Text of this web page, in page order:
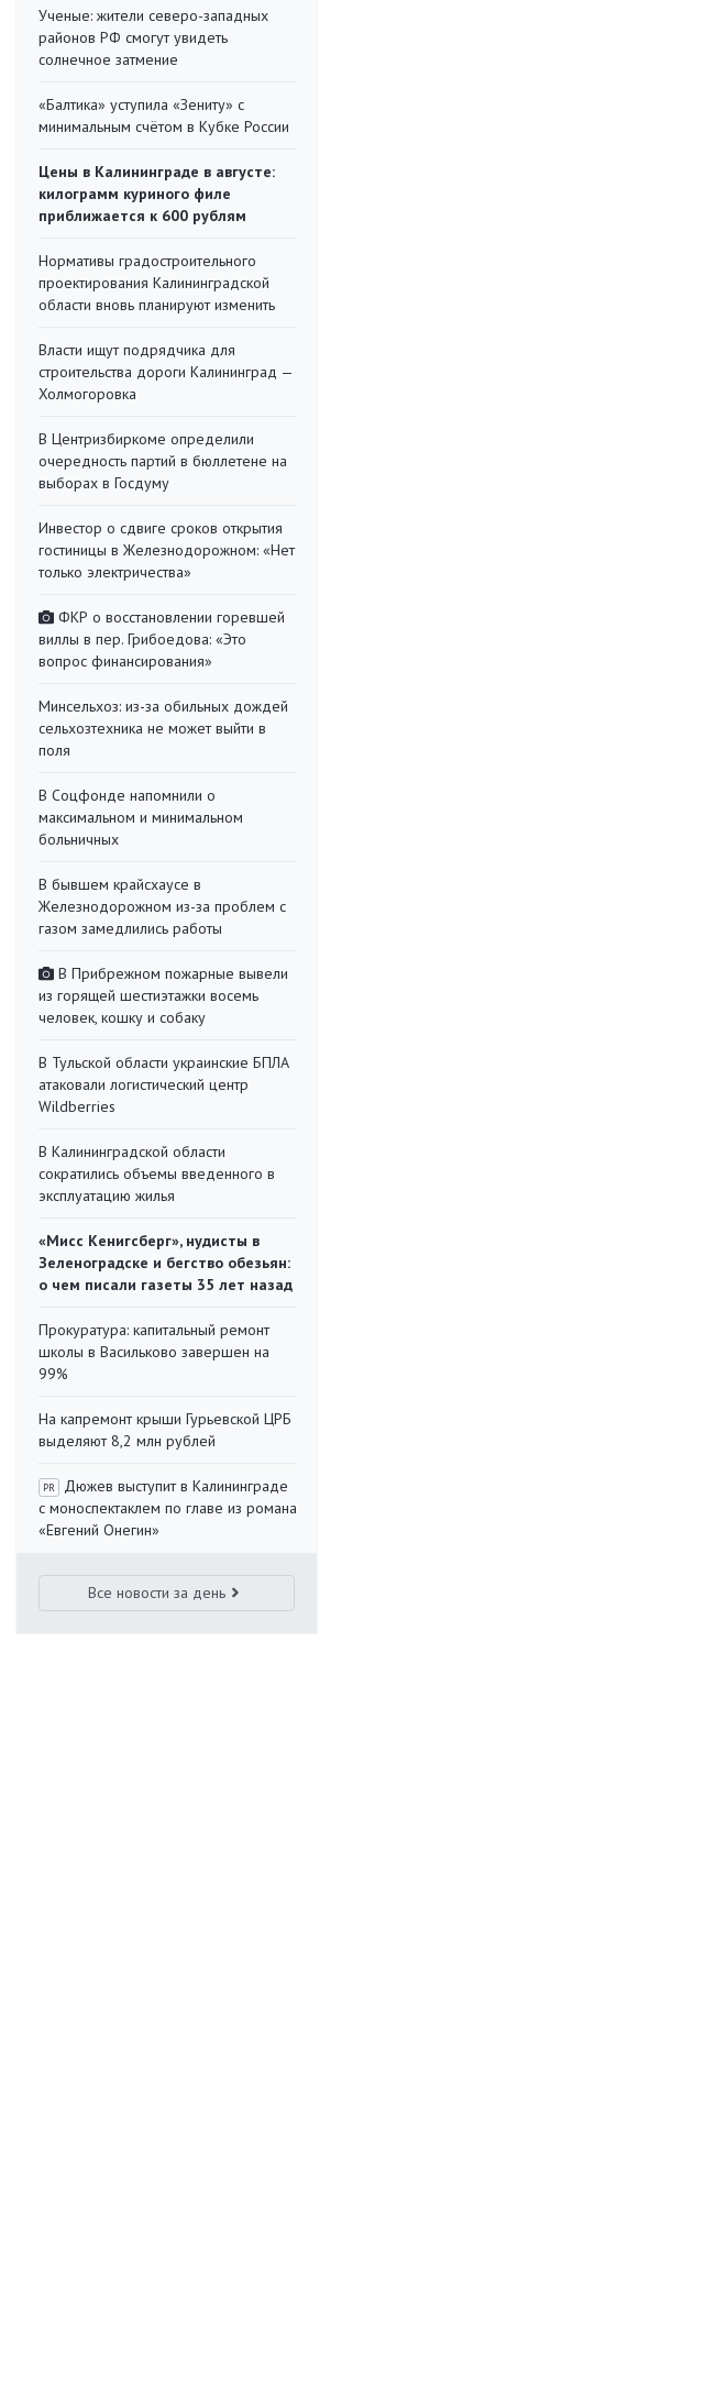
Ученые: жители северо-западных
районов РФ смогут увидеть
солнечное затмение
«Балтика» уступила «Зениту» с
минимальным счётом в Кубке России
Цены в Калининграде в августе:
килограмм куриного филе
приближается к 600 рублям
Нормативы градостроительного
проектирования Калининградской
области вновь планируют изменить
Власти ищут подрядчика для
строительства дороги Калининград —
Холмогоровка
В Центризбиркоме определили
очередность партий в бюллетене на
выборах в Госдуму
Инвестор о сдвиге сроков открытия
гостиницы в Железнодорожном: «Нет
только электричества»
ФКР о восстановлении горевшей
виллы в пер. Грибоедова: «Это
вопрос финансирования»
Минсельхоз: из-за обильных дождей
сельхозтехника не может выйти в
поля
В Соцфонде напомнили о
максимальном и минимальном
больничных
В бывшем крайсхаусе в
Железнодорожном из-за проблем с
газом замедлились работы
В Прибрежном пожарные вывели
из горящей шестиэтажки восемь
человек, кошку и собаку
В Тульской области украинские БПЛА
атаковали логистический центр
Wildberries
В Калининградской области
сократились объемы введенного в
эксплуатацию жилья
«Мисс Кенигсберг», нудисты в
Зеленоградске и бегство обезьян:
о чем писали газеты 35 лет назад
Прокуратура: капитальный ремонт
школы в Васильково завершен на
99%
На капремонт крыши Гурьевской ЦРБ
выделяют 8,2 млн рублей
PR
Дюжев выступит в Калининграде
с моноспектаклем по главе из романа
«Евгений Онегин»
Все новости за день